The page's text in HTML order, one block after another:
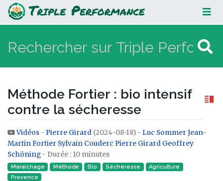
Méthode Fortier : bio intensif
contre la sécheresse
Méthode Fortier : bio intensif
contre la sécheresse
Aller à :navigation,rechercher
Vidéos - Pierre Girard (2024-08-18) - Luc Sommer Jean-
Martin Fortier Sylvain Couderc Pierre Girard Geoffrey
Schöning - Durée : 10 minutes
Maraîchage Méthode Bio Sécheresse
Agriculture
Provence